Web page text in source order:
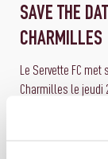
SAVE THE
CHARMILLES
Le Servette FC
Charmilles le jeudi